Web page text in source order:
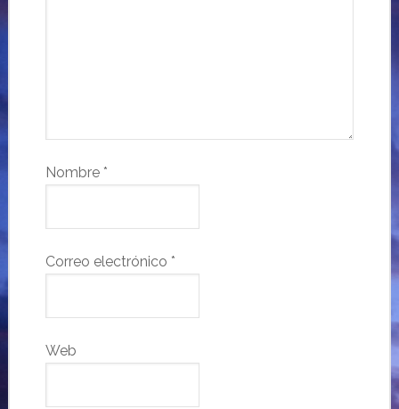
Nombre *
Correo electrónico *
Web